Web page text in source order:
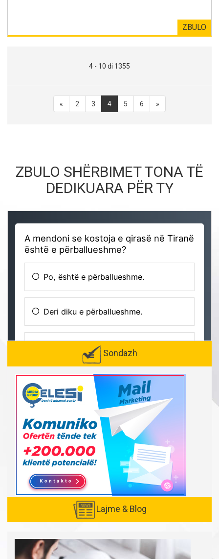
ZBULO
4 - 10 di 1355
« 2 3 4 5 6 »
ZBULO SHËRBIMET TONA TË
DEDIKUARA PËR TY
Created withSuperSurvey
Sondazh
Lajme & Blog